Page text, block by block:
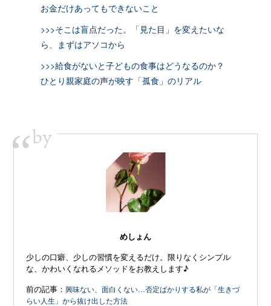
お金だけあってもできないこと
>>>そこは盲点だった。「見た目」を変えたいな
ら、まずはアソコから
>>>給食がないと子どもの食事はどうなるのか？
ひとり親家庭の声が映す「孤食」のリアル
“by
めしょん
少しの口癖、少しの習慣を変えるだけ。限りなくシンプル
な、かわいくなれるメソッドをお教えします♪
前の記事：興味ない、面白くない…否定ばかりする私が「生きづ
らい人生」から抜け出した方法